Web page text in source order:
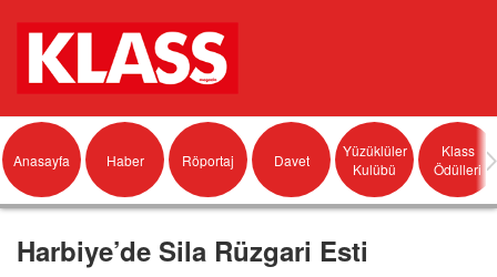
Anasayfa Haber Röportaj Davet
Yüzüklüler
Kulübü
Klass
Ödülleri
Harbiye’de Sila Rüzgari Esti